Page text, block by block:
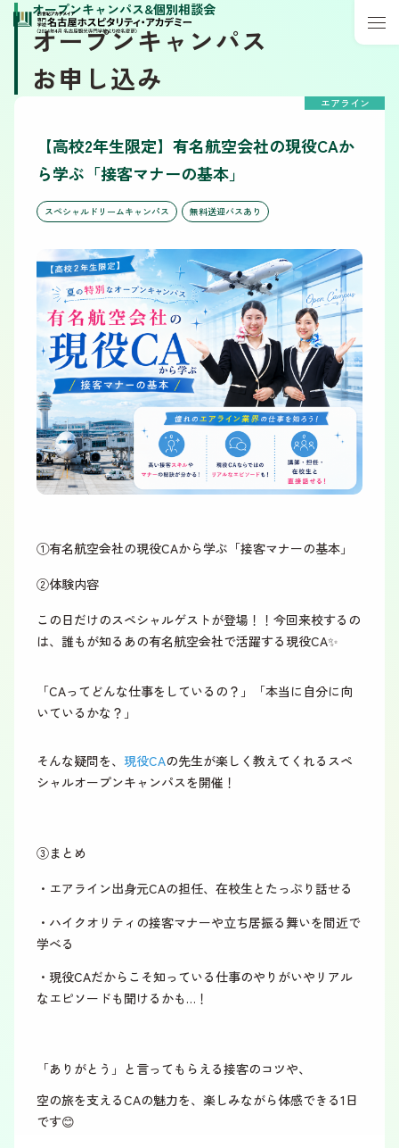
オープンキャンパス&個別相談会
オープンキャンパス
お申し込み
エアライン
【高校2年生限定】有名航空会社の現役CAか
ら学ぶ「接客マナーの基本」
スペシャルドリームキャンパス 無料送迎バスあり
①有名航空会社の現役CAから学ぶ「接客マナーの基本」
②体験内容
この日だけのスペシャルゲストが登場！！今回来校するの
は、誰もが知るあの有名航空会社で活躍する現役CA✨
「CAってどんな仕事をしているの？」「本当に自分に向
いているかな？」
そんな疑問を、 現役CAの先生が楽しく教えてくれるスペ
シャルオープンキャンパスを開催！
③まとめ
・エアライン出身元CAの担任、在校生とたっぷり話せる
・ハイクオリティの接客マナーや立ち居振る舞いを間近で
学べる
・現役CAだからこそ知っている仕事のやりがいやリアル
なエピソードも聞けるかも…！
「ありがとう」と言ってもらえる接客のコツや、
空の旅を支えるCAの魅力を、楽しみながら体感できる1日
です😊